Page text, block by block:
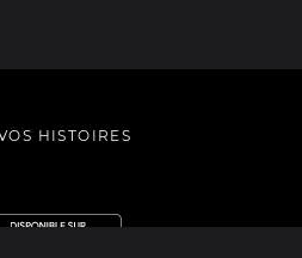
HISTOIRES